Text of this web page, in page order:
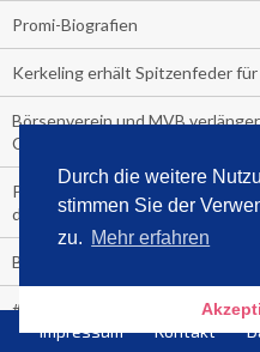
Durch die weitere
stimmen Sie der
zu. Mehr erfahren
Promi-Biografien
Kerkeling erhält Spitzenfeder
Börsenverein und MVB
Control bis 2024
PocketBook, Ceebo und
die Cloud
Bella Bella
#1-Bestseller: "Das ist Alpha!"
Impressum Kontakt